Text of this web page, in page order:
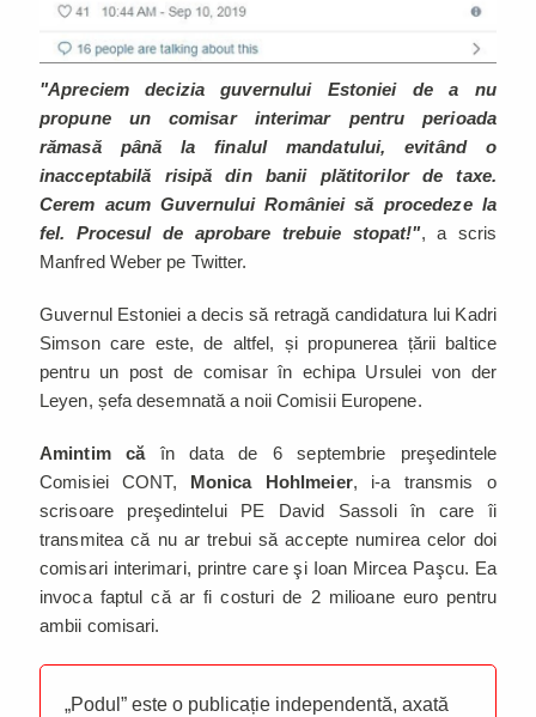
"Apreciem decizia guvernului Estoniei de a nu
propune un comisar interimar pentru perioada
rămasă până la finalul mandatului, evitând o
inacceptabilă risipă din banii plătitorilor de taxe.
Cerem acum Guvernului României să procedeze la
fel. Procesul de aprobare trebuie stopat!", a scris
Manfred Weber pe Twitter.
Guvernul Estoniei a decis să retragă candidatura lui Kadri
Simson care este, de altfel, și propunerea țării baltice
pentru un post de comisar în echipa Ursulei von der
Leyen, șefa desemnată a noii Comisii Europene.
Amintim căîn data de 6 septembrie preşedintele
Comisiei CONT, Monica Hohlmeier, i-a transmis o
scrisoare preşedintelui PE David Sassoli în care îi
transmitea că nu ar trebui să accepte numirea celor doi
comisari interimari, printre care şi Ioan Mircea Paşcu. Ea
invoca faptul că ar fi costuri de 2 milioane euro pentru
ambii comisari.
„Podul” este o publicație independentă, axată